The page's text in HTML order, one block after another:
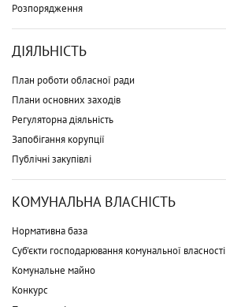
Розпорядження
ДІЯЛЬНІСТЬ
План роботи обласної ради
Плани основних заходів
Регуляторна діяльність
Запобігання корупції
Публічні закупівлі
КОМУНАЛЬНА ВЛАСНІСТЬ
Нормативна база
Суб'єкти господарювання комунальної власності
Комунальне майно
Конкурс